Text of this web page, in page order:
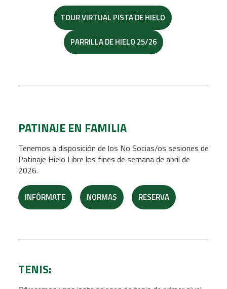
TOUR VIRTUAL PISTA DE HIELO
PARRILLA DE HIELO 25/26
PATINAJE EN FAMILIA
Tenemos a disposición de los No Socias/os sesiones de
Patinaje Hielo Libre los fines de semana de abril de
2026.
INFÓRMATE NORMAS RESERVA
TENIS: